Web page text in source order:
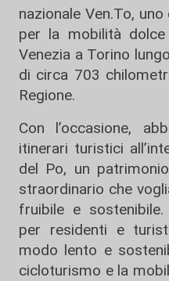
nazionale Ven.To,
per la mobilità
Venezia a Torino
di circa 703
Regione.
Con l’occasione,
itinerari turistici
del Po, un
straordinario che
fruibile e sostenibile.
per residenti e
modo lento e
cicloturismo e la